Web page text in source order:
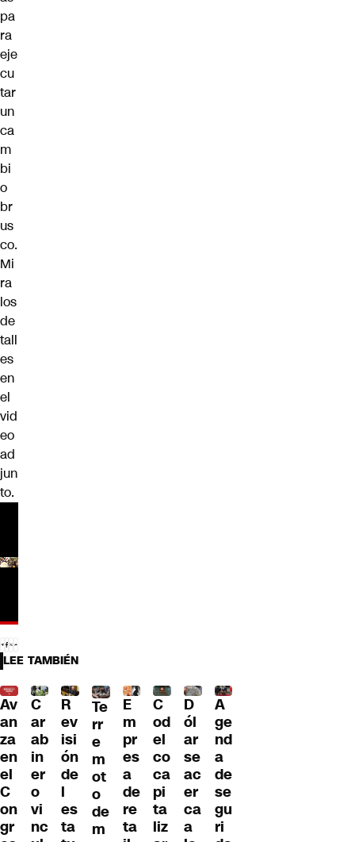
pa
ra
eje
cu
tar
un
ca
m
bi
o
br
us
co.
Mi
ra
los
de
tall
es
en
el
vid
eo
ad
jun
to.
LEE TAMBIÉN
Av
an
za
en
el
C
on
gr
C
ar
ab
in
er
o
vi
nc
R
ev
isi
ón
de
l
es
ta
Te
rr
e
m
ot
o
de
m
E
m
pr
es
a
de
re
ta
C
od
el
co
ca
pi
ta
liz
D
ól
ar
se
ac
er
ca
a
A
ge
nd
a
de
se
gu
ri